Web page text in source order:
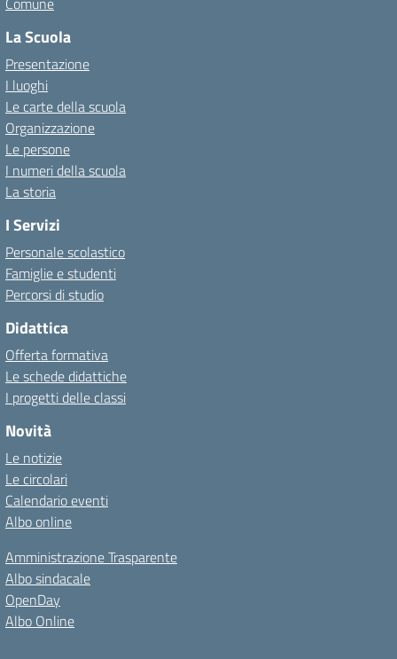
La Scuola
Presentazione
I luoghi
Le carte della scuola
Organizzazione
Le persone
I numeri della scuola
La storia
I Servizi
Personale scolastico
Famiglie e studenti
Percorsi di studio
Didattica
Offerta formativa
Le schede didattiche
I progetti delle classi
Novità
Le notizie
Le circolari
Calendario eventi
Albo online
Amministrazione Trasparente
Albo sindacale
OpenDay
Albo Online